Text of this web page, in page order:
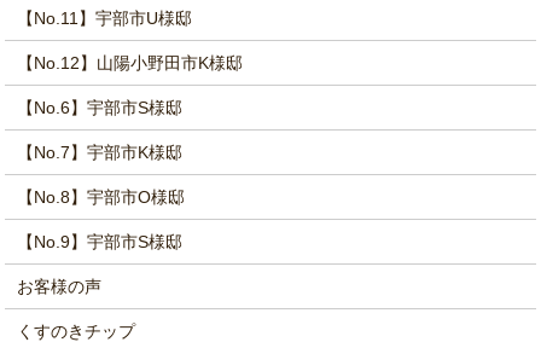
【No.11】宇部市U様邸
【No.12】山陽小野田市K様邸
【No.6】宇部市S様邸
【No.7】宇部市K様邸
【No.8】宇部市O様邸
【No.9】宇部市S様邸
お客様の声
くすのきチップ